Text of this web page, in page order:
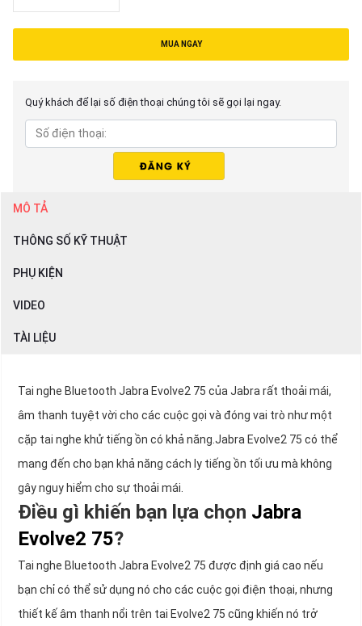
MUA NGAY
Quý khách để lại số điện thoại chúng tôi sẽ gọi lại ngay.
MÔ TẢ
THÔNG SỐ KỸ THUẬT
PHỤ KIỆN
VIDEO
TÀI LIỆU
Tai nghe Bluetooth Jabra Evolve2 75 của Jabra rất thoải mái,
âm thanh tuyệt vời cho các cuộc gọi và đóng vai trò như một
cặp tai nghe khử tiếng ồn có khả năng.Jabra Evolve2 75 có thể
mang đến cho bạn khả năng cách ly tiếng ồn tối ưu mà không
gây nguy hiểm cho sự thoải mái.
Điều gì khiến bạn lựa chọn Jabra
Evolve2 75?
Tai nghe Bluetooth Jabra Evolve2 75 được định giá cao nếu
bạn chỉ có thể sử dụng nó cho các cuộc gọi điện thoại, nhưng
thiết kế âm thanh nổi trên tai Evolve2 75 cũng khiến nó trở